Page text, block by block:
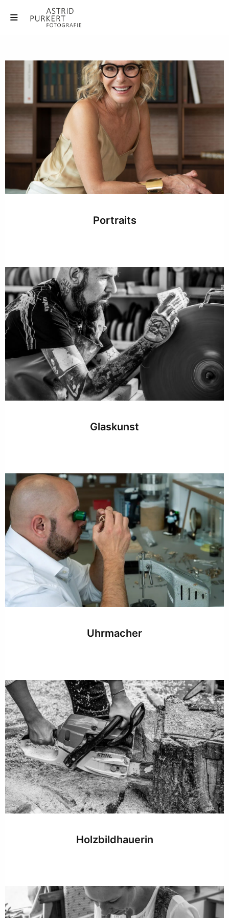
Portraits
Glaskunst
Uhrmacher
Holzbildhauerin